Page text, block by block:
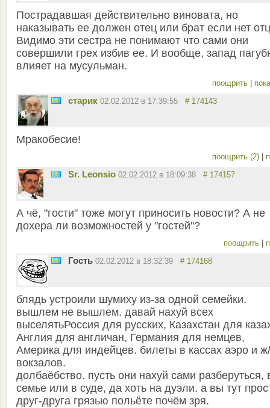
Пострадавшая действительно виновата, но
наказывать ее должен отец или брат если нет
Видимо эти сестра не понимают что сами они
совершили грех избив ее. И вообще, запад
влияет на мусульман.
поощрить
старик 02.02.2012 в 17:39:55 # 174143
Мракобесие!
поощрить (2)
Sr. Leonsio 02.02.2012 в 18:09:38 # 174157
А чё, "гости" тоже могут приносить новости? А не
дохера ли возможностей у "гостей"?
поощрить
Гость 02.02.2012 в 18:32:39 # 174168
блядь устроили шумиху из-за одной семейки.
вышлем не вышлем. давай нахуй всех
выселятьРоссия для русских, Казахстан для
Англия для англичан, Германия для немцев,
Америка для индейцев. билеты в кассах аэро и
вокзалов.
долбаёбство. пусть они нахуй сами разберуться,
семье или в суде, да хоть на дуэли. а вы тут
друг-друга грязью польёте почём зря.